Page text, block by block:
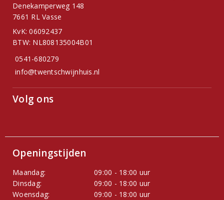
Denekamperweg 148
7661 RL Vasse
KvK: 06092437
BTW: NL808135004B01
0541-680279
info@twentschwijnhuis.nl
Volg ons
Openingstijden
Maandag:
09:00 - 18:00 uur
Dinsdag:
09:00 - 18:00 uur
Woensdag:
09:00 - 18:00 uur